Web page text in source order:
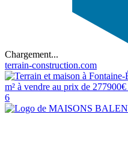
Chargement...
terrain-construction.com
6